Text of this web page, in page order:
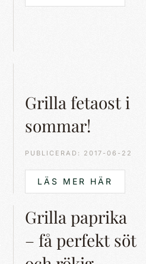
Grilla fetaost i
sommar!
PUBLICERAD: 2017-06-22
LÄS MER HÄR
Grilla paprika
– få perfekt söt